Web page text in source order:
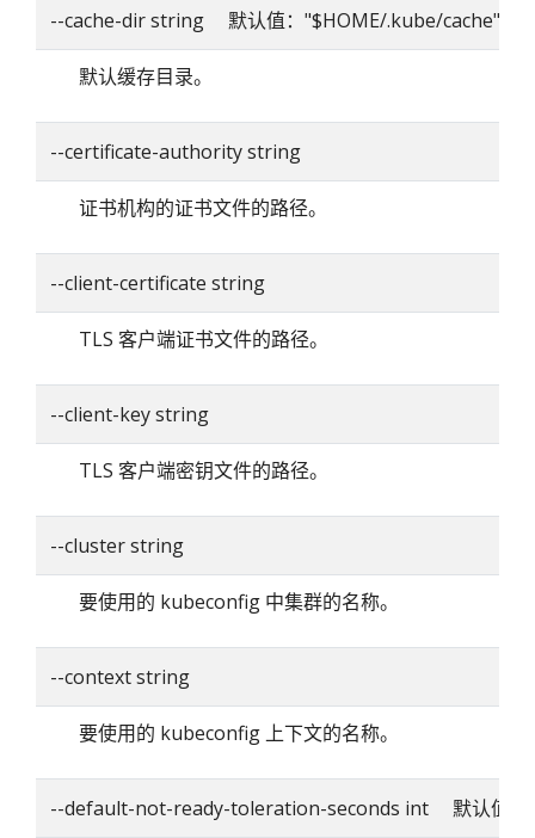
--cache-dir string 默认值："$HOME/.kube/cache"
默认缓存目录。
--certificate-authority string
证书机构的证书文件的路径。
--client-certificate string
TLS 客户端证书文件的路径。
--client-key string
TLS 客户端密钥文件的路径。
--cluster string
要使用的 kubeconfig 中集群的名称。
--context string
要使用的 kubeconfig 上下文的名称。
--default-not-ready-toleration-seconds int 默认值：